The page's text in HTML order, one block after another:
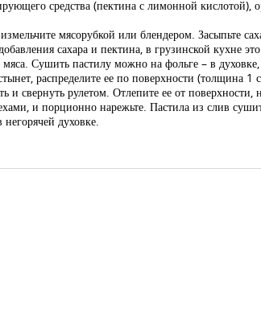
средства (пектина с лимонной кислотой),
мясорубкой или блендером. Засыпьте
сахара и пектина, в грузинской кухне
Сушить пастилу можно на фольге – в
распределите ее по поверхности (толщина 1
и свернуть рулетом. Отлепите ее от
и порционно нарежьте. Пастила из слив
духовке.